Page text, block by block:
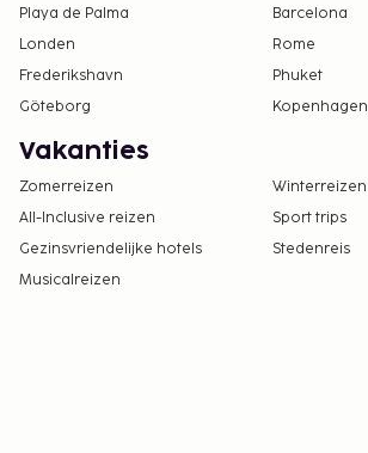
Playa de Palma
Barcelona
Londen
Rome
Frederikshavn
Phuket
Göteborg
Kopenhagen
Vakanties
Zomerreizen
Winterreizen
All-Inclusive reizen
Sport trips
Gezinsvriendelijke hotels
Stedenreis
Musicalreizen